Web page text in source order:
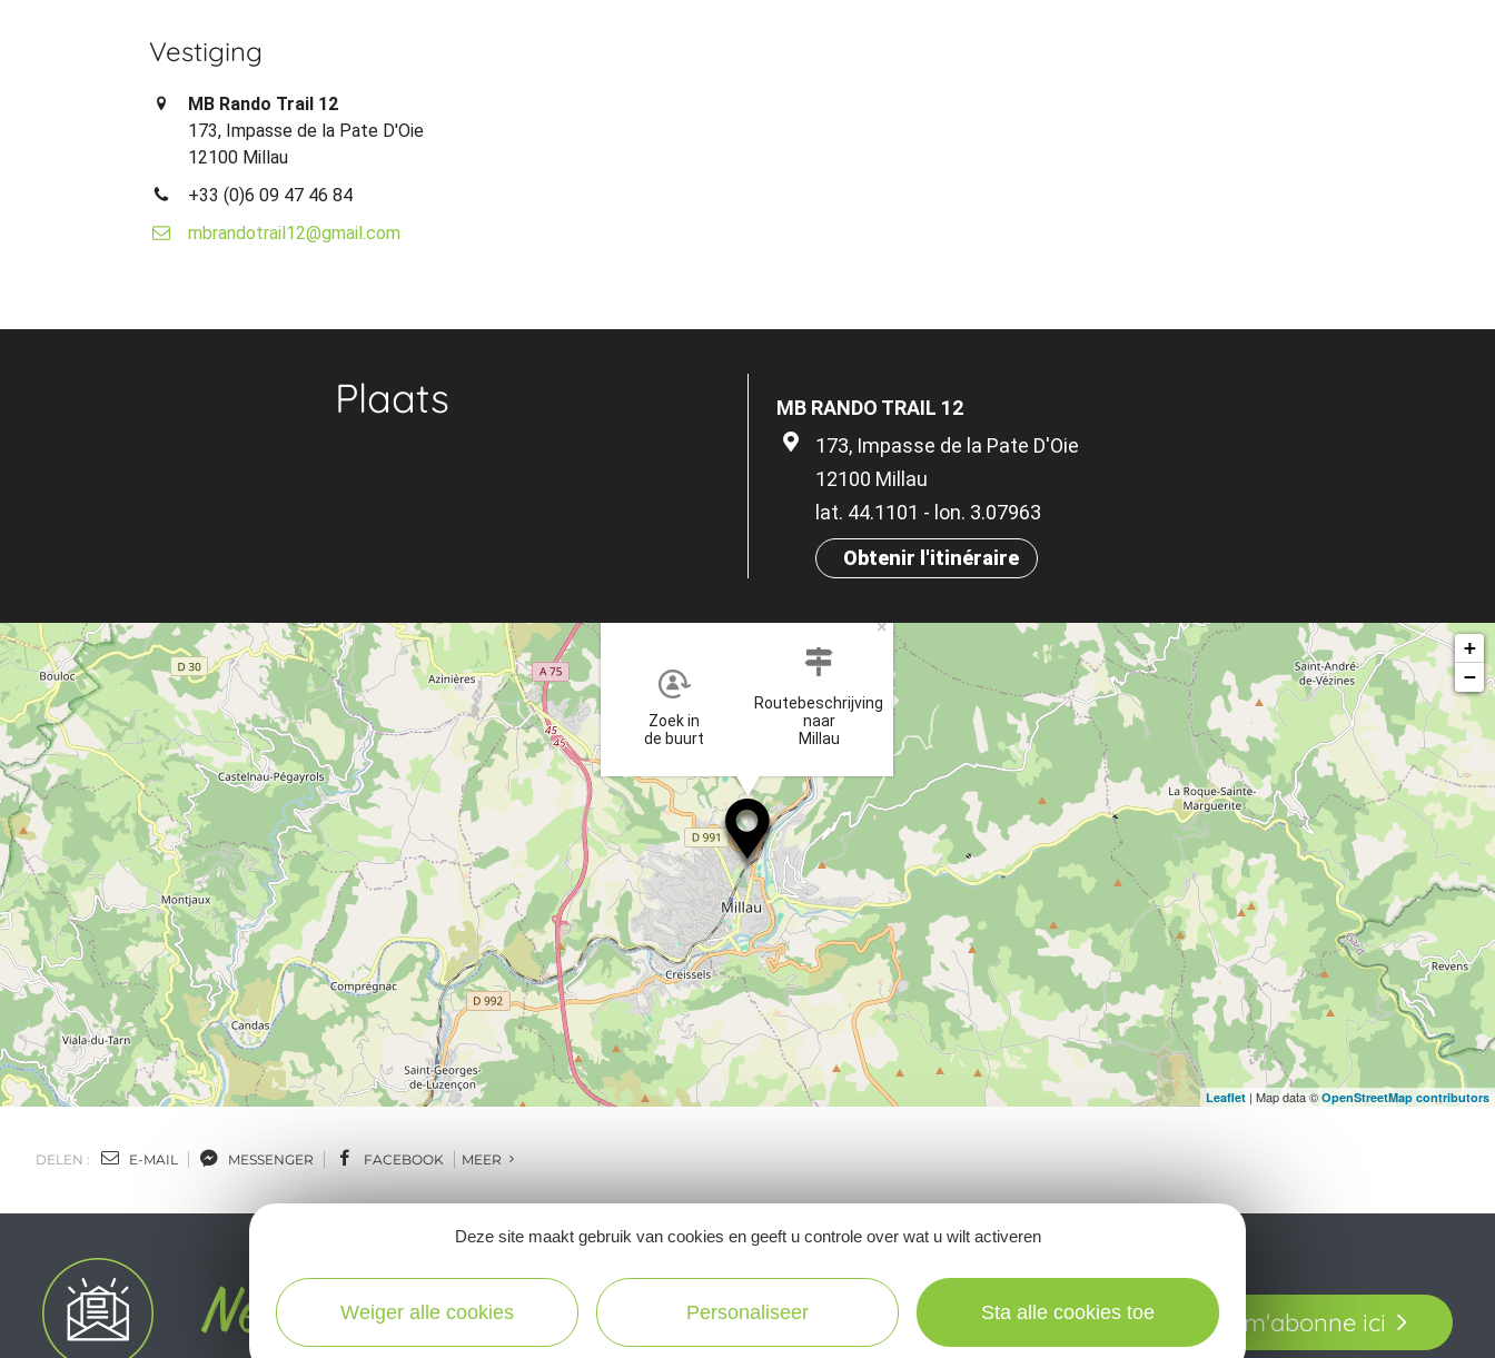
Vestiging
MB Rando Trail 12
173, Impasse de la Pate D'Oie
12100 Millau
+33 (0)6 09 47 46 84
mbrandotrail12@gmail.com
Plaats
MB RANDO TRAIL 12
173, Impasse de la Pate D'Oie
12100 Millau
lat. 44.1101 - lon. 3.07963
Obtenir l'itinéraire
Zoek in
de buurt
Routebeschrijving
naar
Millau
×
+
−
Leaflet | Map data © OpenStreetMap contributors
DELEN : E-MAIL MESSENGER FACEBOOK MEER
Ne manquez pas notre newsletter mensuelle et laissez-vous
inspirer pour profiter pleinement de votre séjour en Aveyron.
Je m'abonne ici
Deze site maakt gebruik van cookies en geeft u controle over wat u wilt activeren
Weiger alle cookies Personaliseer Sta alle cookies toe